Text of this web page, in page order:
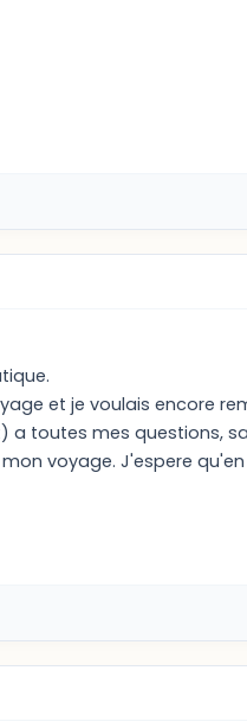
et je voulais encore
toutes mes questions,
voyage. J'espere